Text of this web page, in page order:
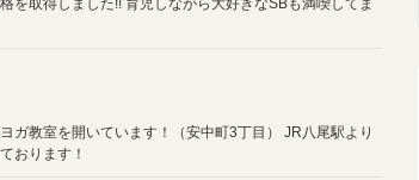
を取得しました!! 育児しながら大好きなSBも満喫してま
ガ教室を開いています！（安中町3丁目） JR八尾駅より
おります！